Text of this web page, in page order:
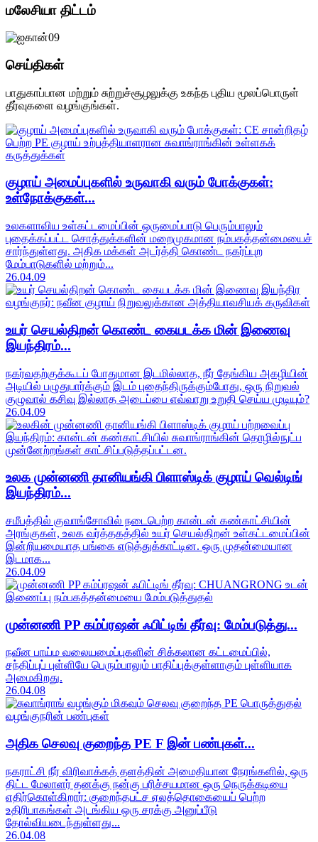
மலேசியா திட்டம்
செய்திகள்
பாதுகாப்பான மற்றும் சுற்றுச்சூழலுக்கு உகந்த புதிய மூலப்பொருள்
தீர்வுகளை வழங்குங்கள்.
குழாய் அமைப்புகளில் உருவாகி வரும் போக்குகள்:
உள்நோக்குகள்...
உலகளாவிய உள்கட்டமைப்பின் ஒருமைப்பாடு பெரும்பாலும்
புதைக்கப்பட்ட சொத்துக்களின் மறைமுகமான நம்பகத்தன்மையைச்
சார்ந்துள்ளது. அதிக மக்கள் அடர்த்தி கொண்ட நகர்ப்புற
மேம்பாடுகளில் மற்றும்...
26.04.09
உயர் செயல்திறன் கொண்ட கையடக்க மின் இணைவு
இயந்திரம்...
நகர்வதற்குக்கூடப் போதுமான இடமில்லாத, நீர் தேங்கிய அகழியின்
அடியில் பழுதுபார்க்கும் இடம் புதைந்திருக்கும்போது, ​​ஒரு நிறுவல்
குழுவால் கசிவு இல்லாத அடைப்பை எவ்வாறு உறுதி செய்ய முடியும்?
26.04.09
உலக முன்னணி தானியங்கி பிளாஸ்டிக் குழாய் வெல்டிங்
இயந்திரம்...
சமீபத்தில் குவாங்சோவில் நடைபெற்ற கான்டன் கண்காட்சியின்
அரங்குகள், உலக வர்த்தகத்தில் உயர் செயல்திறன் உள்கட்டமைப்பின்
இன்றியமையாத பங்கை எடுத்துக்காட்டின. ஒரு முதன்மையான
இடமாக...
26.04.09
முன்னணி PP கம்ப்ரஷன் ஃபிட்டிங் தீர்வு: மேம்படுத்து...
நவீன பாய்ம வலையமைப்புகளின் சிக்கலான கட்டமைப்பில்,
சந்திப்புப் புள்ளியே பெரும்பாலும் பாதிப்புக்குள்ளாகும் புள்ளியாக
அமைகிறது.
26.04.08
அதிக செலவு குறைந்த PE F இன் பண்புகள்...
நகராட்சி நீர் விரிவாக்கத் தளத்தின் அமைதியான நேரங்களில், ஒரு
திட்ட மேலாளர் தனக்கு நன்கு பரிச்சயமான ஒரு நெருக்கடியை
எதிர்கொள்கிறார்: குறைந்தபட்ச ஏலத்தொகையைப் பெற்ற
உதிரிபாகங்கள் அடங்கிய ஒரு சரக்கு அனுப்பீடு
தோல்வியடைந்துள்ளது...
26.04.08